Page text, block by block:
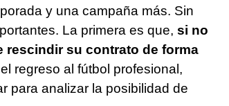
y una campaña más. Sin
La primera es que, si no
rescindir su contrato de forma
regreso al fútbol profesional,
para analizar la posibilidad de